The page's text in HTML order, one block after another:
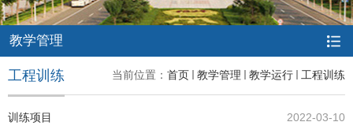
教学管理
当前位置： 首页 教学管理 教学运行 工程训练
工程训练
训练项目
2022-03-10